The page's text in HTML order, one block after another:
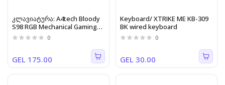
კლავიატურა: A4tech Bloody
S98 RGB Mechanical Gaming
Keyboard Red Switch US
Layout Sports Lime
0
GEL 175.00
Keyboard/ XTRIKE ME KB-309
BK wired keyboard
0
GEL 30.00